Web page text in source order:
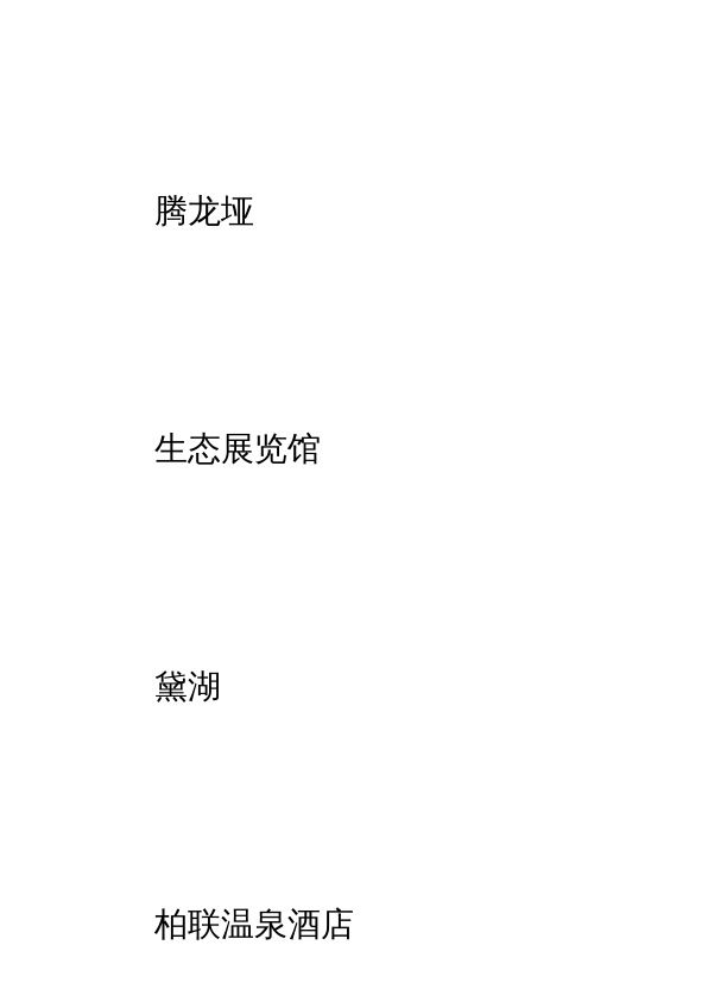
腾龙垭
生态展览馆
黛湖
柏联温泉酒店